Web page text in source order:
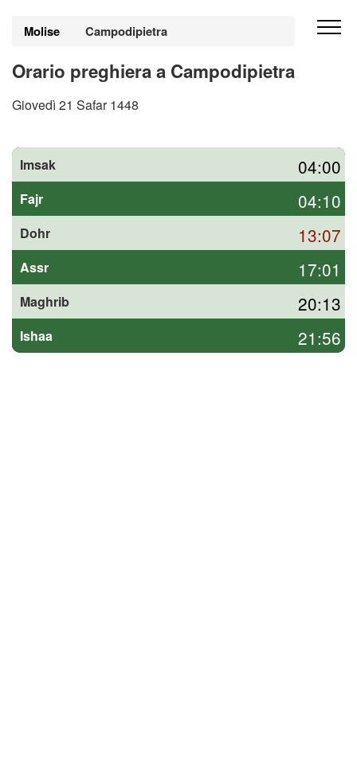
Molise Campodipietra
Orario preghiera a Campodipietra
Giovedì 21 Safar 1448
Imsak 04:00
Fajr 04:10
Dohr 13:07
Assr 17:01
Maghrib 20:13
Ishaa 21:56